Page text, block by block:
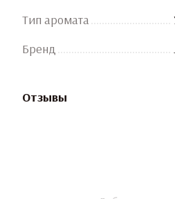
Тип аромата
Бренд
Отзывы